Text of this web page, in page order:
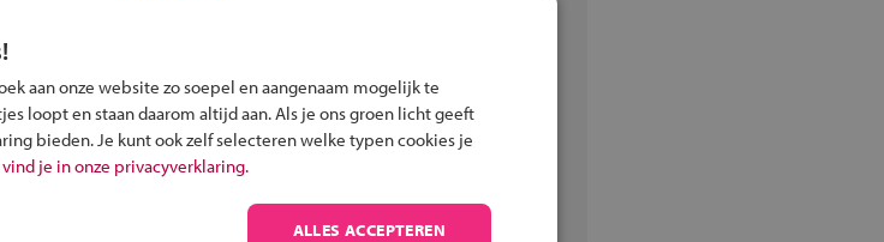
Topsport Talentschool Groningen
VSO Dunk
Werkman VMBO
aan onze website zo soepel en aangenaam mogelijk te
loopt en staan daarom altijd aan. Als je ons groen licht geeft
bieden. Je kunt ook zelf selecteren welke typen cookies je
je in onze privacyverklaring.
ALLES ACCEPTEREN